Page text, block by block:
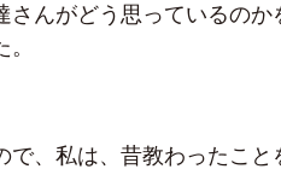
んがどう思っているのか
で、私は、昔教わったこと